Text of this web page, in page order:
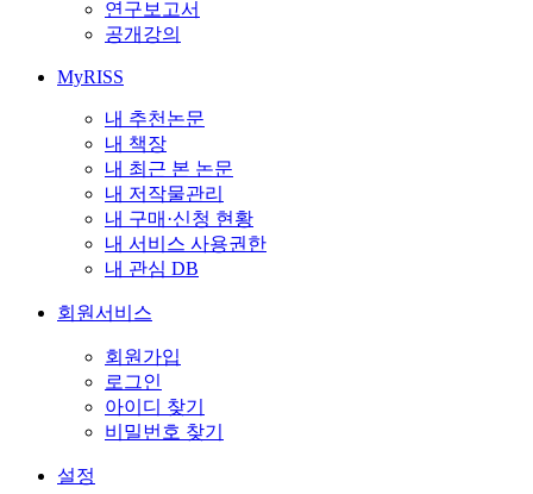
연구보고서
공개강의
MyRISS
내 추천논문
내 책장
내 최근 본 논문
내 저작물관리
내 구매·신청 현황
내 서비스 사용권한
내 관심 DB
회원서비스
회원가입
로그인
아이디 찾기
비밀번호 찾기
설정